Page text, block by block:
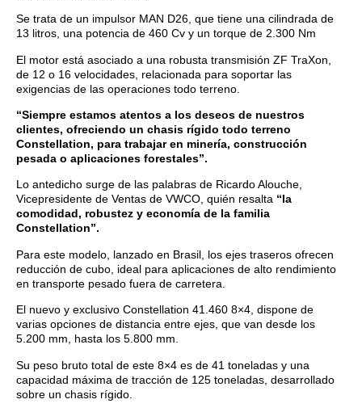
Se trata de un impulsor MAN D26, que tiene una cilindrada de
13 litros, una potencia de 460 Cv y un torque de ​​2.300 Nm
El motor está asociado a una robusta transmisión ZF TraXon,
de 12 o 16 velocidades, relacionada para soportar las
exigencias de las operaciones todo terreno.
“Siempre estamos atentos a los deseos de nuestros
clientes, ofreciendo un chasis rígido todo terreno
Constellation, para trabajar en minería, construcción
pesada o aplicaciones forestales”.
Lo antedicho surge de las palabras de Ricardo Alouche,
Vicepresidente de Ventas de VWCO, quién resalta “la
comodidad, robustez y economía de la familia
Constellation”.
Para este modelo, lanzado en Brasil, los ejes traseros ofrecen
reducción de cubo, ideal para aplicaciones de alto rendimiento
en transporte pesado fuera de carretera.
El nuevo y exclusivo Constellation 41.460 8×4, dispone de
varias opciones de distancia entre ejes, que van desde los
5.200 mm, hasta los 5.800 mm.
Su peso bruto total de este 8×4 es de 41 toneladas y una
capacidad máxima de tracción de 125 toneladas, desarrollado
sobre un chasis rígido.